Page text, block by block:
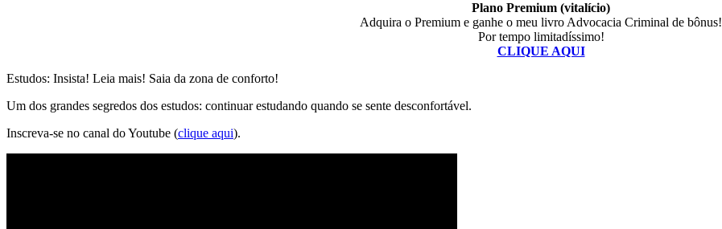
Plano Premium (vitalício)
Adquira o Premium e ganhe o meu livro Advocacia Criminal de bônus!
Por tempo limitadíssimo!
CLIQUE AQUI
Estudos: Insista! Leia mais! Saia da zona de conforto!
Um dos grandes segredos dos estudos: continuar estudando quando se sente desconfortável.
Inscreva-se no canal do Youtube (clique aqui).